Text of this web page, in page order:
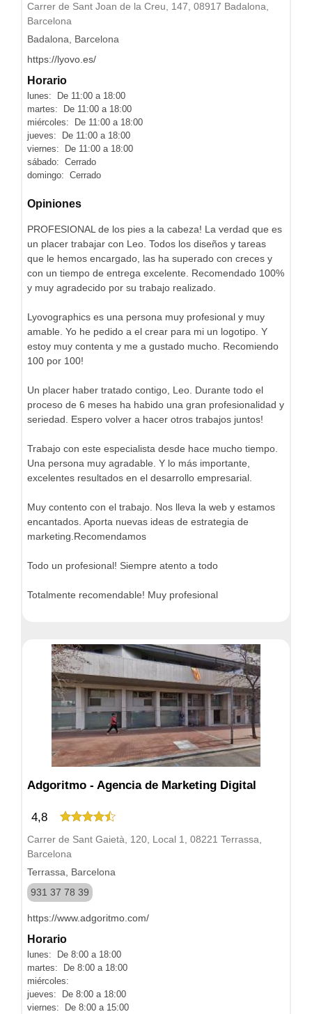
Carrer de Sant Joan de la Creu, 147, 08917 Badalona,
Barcelona
Badalona, Barcelona
https://lyovo.es/
Horario
lunes: De 11:00 a 18:00
martes: De 11:00 a 18:00
miércoles: De 11:00 a 18:00
jueves: De 11:00 a 18:00
viernes: De 11:00 a 18:00
sábado: Cerrado
domingo: Cerrado
Opiniones
PROFESIONAL de los pies a la cabeza! La verdad que es
un placer trabajar con Leo. Todos los diseños y tareas
que le hemos encargado, las ha superado con creces y
con un tiempo de entrega excelente. Recomendado 100%
y muy agradecido por su trabajo realizado.
Lyovographics es una persona muy profesional y muy
amable. Yo he pedido a el crear para mi un logotipo. Y
estoy muy contenta y me a gustado mucho. Recomiendo
100 por 100!
Un placer haber tratado contigo, Leo. Durante todo el
proceso de 6 meses ha habido una gran profesionalidad y
seriedad. Espero volver a hacer otros trabajos juntos!
Trabajo con este especialista desde hace mucho tiempo.
Una persona muy agradable. Y lo más importante,
excelentes resultados en el desarrollo empresarial.
Muy contento con el trabajo. Nos lleva la web y estamos
encantados. Aporta nuevas ideas de estrategia de
marketing.Recomendamos
Todo un profesional! Siempre atento a todo
Totalmente recomendable! Muy profesional
Adgoritmo - Agencia de Marketing Digital
4,8
Carrer de Sant Gaietà, 120, Local 1, 08221 Terrassa,
Barcelona
Terrassa, Barcelona
931 37 78 39
https://www.adgoritmo.com/
Horario
lunes: De 8:00 a 18:00
martes: De 8:00 a 18:00
miércoles:
jueves: De 8:00 a 18:00
viernes: De 8:00 a 15:00